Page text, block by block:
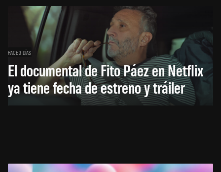
HACE 3 DÍAS
El documental de Fito Páez en Netflix
ya tiene fecha de estreno y tráiler